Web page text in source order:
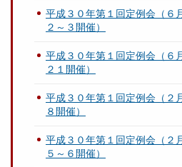
平成３０年第１回定例会（６
２～３開催）
平成３０年第１回定例会（６
２１開催）
平成３０年第１回定例会（２
８開催）
平成３０年第１回定例会（２
５～６開催）